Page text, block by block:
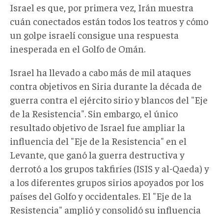
Israel es que, por primera vez, Irán muestra
cuán conectados están todos los teatros y cómo
un golpe israelí consigue una respuesta
inesperada en el Golfo de Omán.
Israel ha llevado a cabo más de mil ataques
contra objetivos en Siria durante la década de
guerra contra el ejército sirio y blancos del "Eje
de la Resistencia". Sin embargo, el único
resultado objetivo de Israel fue ampliar la
influencia del "Eje de la Resistencia" en el
Levante, que ganó la guerra destructiva y
derrotó a los grupos takfiríes (ISIS y al-Qaeda) y
a los diferentes grupos sirios apoyados por los
países del Golfo y occidentales. El "Eje de la
Resistencia" amplió y consolidó su influencia